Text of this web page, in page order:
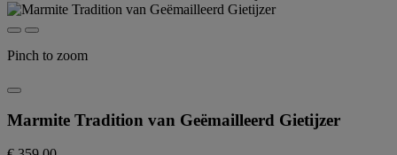
Pinch to zoom
Marmite Tradition van Geëmailleerd Gietijzer